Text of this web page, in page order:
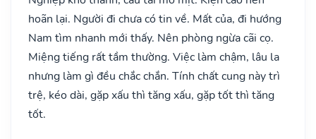
hoãn lại. Người đi chưa có tin về. Mất của, đi hướng
Nam tìm nhanh mới thấy. Nên phòng ngừa cãi cọ.
Miệng tiếng rất tầm thường. Việc làm chậm, lâu la
nhưng làm gì đều chắc chắn. Tính chất cung này trì
trệ, kéo dài, gặp xấu thì tăng xấu, gặp tốt thì tăng
tốt.